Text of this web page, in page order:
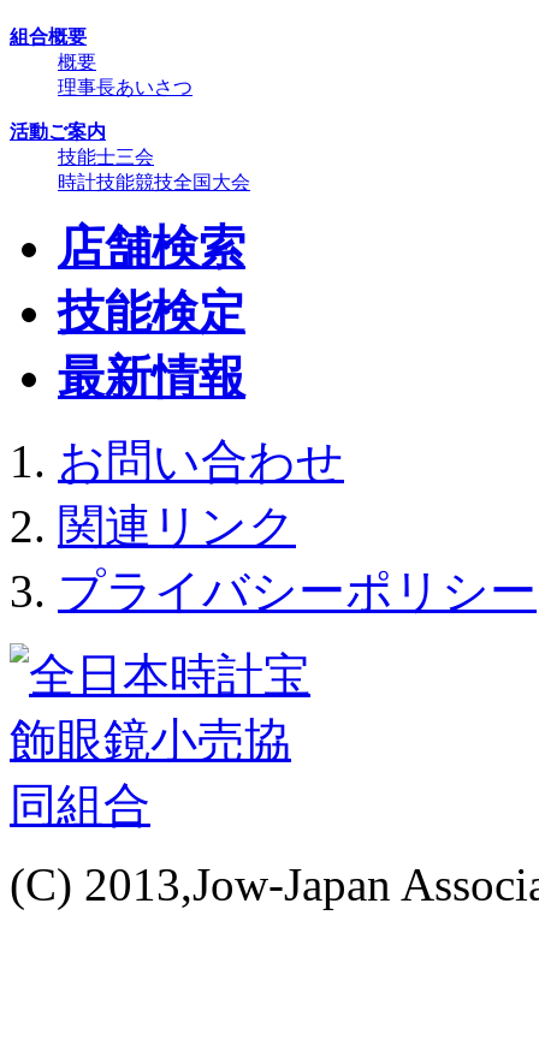
組合概要
概要
理事長あいさつ
活動ご案内
技能士三会
時計技能競技全国大会
店舗検索
技能検定
最新情報
お問い合わせ
関連リンク
プライバシーポリシー
(C) 2013,Jow-Japan